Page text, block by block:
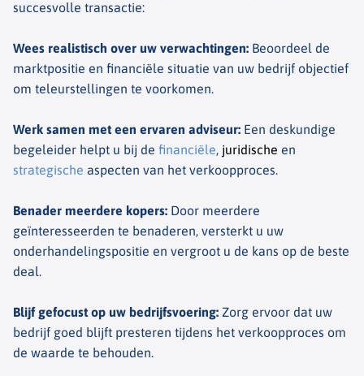
succesvolle transactie:
Wees realistisch over uw verwachtingen: Beoordeel de
marktpositie en financiële situatie van uw bedrijf objectief
om teleurstellingen te voorkomen.
Werk samen met een ervaren adviseur: Een deskundige
begeleider helpt u bij de financiële, juridische en
strategische aspecten van het verkoopproces.
Benader meerdere kopers: Door meerdere
geïnteresseerden te benaderen, versterkt u uw
onderhandelingspositie en vergroot u de kans op de beste
deal.
Blijf gefocust op uw bedrijfsvoering: Zorg ervoor dat uw
bedrijf goed blijft presteren tijdens het verkoopproces om
de waarde te behouden.